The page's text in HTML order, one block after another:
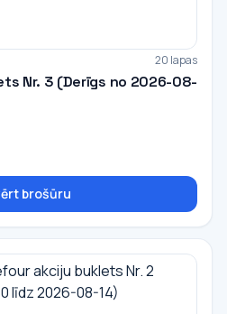
20 lapas
Nr. 3 (Derīgs no 2026-08-
brošūru